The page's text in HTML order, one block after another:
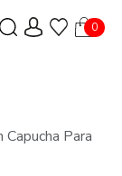
0
Capucha Para